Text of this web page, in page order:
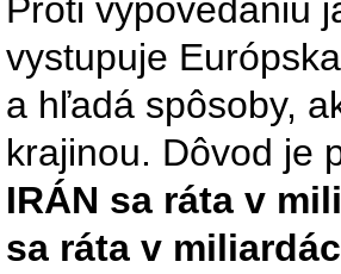
Proti vypovedaniu
vystupuje
a hľadá spôsoby,
krajinou. Dôvod je
IRÁN sa ráta v
sa ráta v